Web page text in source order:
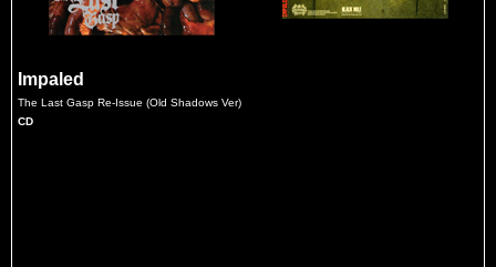
Impaled
The Last Gasp Re-Issue (Old Shadows Ver)
CD